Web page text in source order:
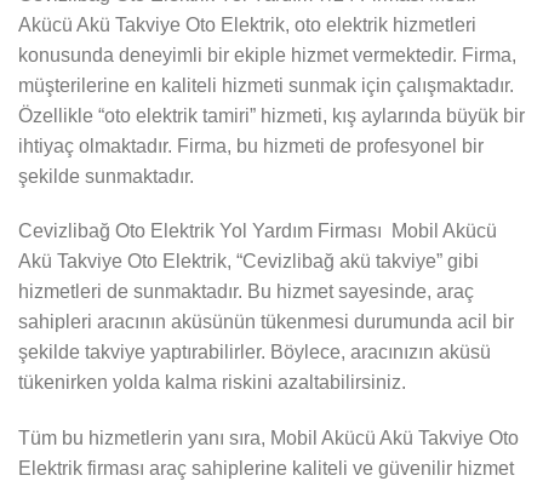
Akücü Akü Takviye Oto Elektrik, oto elektrik hizmetleri
konusunda deneyimli bir ekiple hizmet vermektedir. Firma,
müşterilerine en kaliteli hizmeti sunmak için çalışmaktadır.
Özellikle “oto elektrik tamiri” hizmeti, kış aylarında büyük bir
ihtiyaç olmaktadır. Firma, bu hizmeti de profesyonel bir
şekilde sunmaktadır.
Cevizlibağ Oto Elektrik Yol Yardım Firması Mobil Akücü
Akü Takviye Oto Elektrik, “Cevizlibağ akü takviye” gibi
hizmetleri de sunmaktadır. Bu hizmet sayesinde, araç
sahipleri aracının aküsünün tükenmesi durumunda acil bir
şekilde takviye yaptırabilirler. Böylece, aracınızın aküsü
tükenirken yolda kalma riskini azaltabilirsiniz.
Tüm bu hizmetlerin yanı sıra, Mobil Akücü Akü Takviye Oto
Elektrik firması araç sahiplerine kaliteli ve güvenilir hizmet